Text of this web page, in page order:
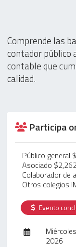
Comprende las
contador público
contable que
calidad.
Participa
Público general
Asociado
Colaborador de
Otros colegios
Evento
2026